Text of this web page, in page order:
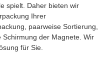
spielt. Daher bieten wir
Ihrer
paarweise Sortierung,
der Magnete. Wir
für Sie.